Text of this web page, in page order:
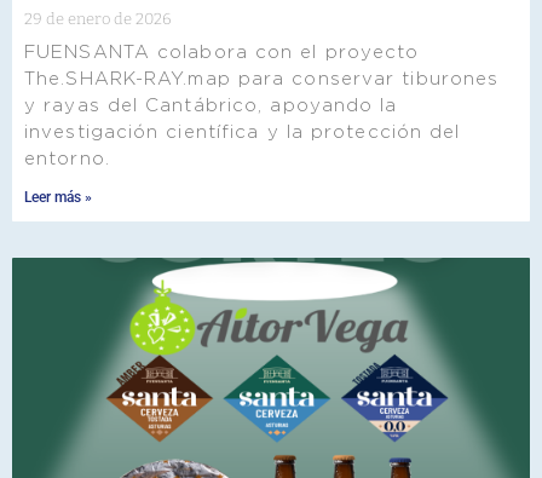
29 de enero de 2026
FUENSANTA colabora con el proyecto
The.SHARK-RAY.map para conservar tiburones
y rayas del Cantábrico, apoyando la
investigación científica y la protección del
entorno.
Leer más »